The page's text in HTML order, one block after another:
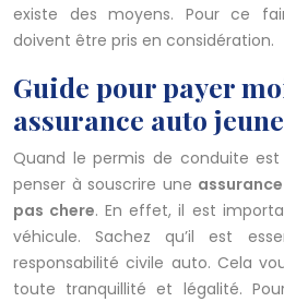
existe des moyens. Pour ce
doivent être pris en considération.
Guide pour payer
assurance auto
Quand le permis de conduite
penser à souscrire une
pas chere. En effet, il est
véhicule. Sachez qu’il est
responsabilité civile auto. Cela
toute tranquillité et légalité.